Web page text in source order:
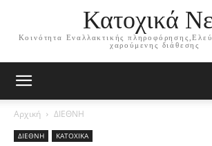
Κατοχικά
Κοινότητα Εναλλακτικής
χαρούμενης διάθεσης
Αρχική ΔΙΕΘΝΗ
ΔΙΕΘΝΗ ΚΑΤΟΧΙΚΑ